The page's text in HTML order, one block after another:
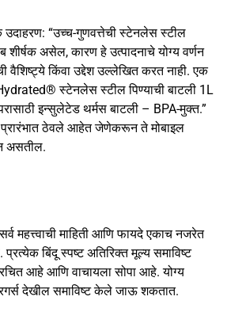
उदाहरण: “उच्च-गुणवत्तेची स्टेनलेस स्टील
शीर्षक असेल, कारण हे उत्पादनाचे योग्य वर्णन
वैशिष्ट्ये किंवा उद्देश उल्लेखित करत नाही. एक
स्टेनलेस स्टील पिण्याची बाटली 1L
इन्सुलेटेड थर्मस बाटली – BPA-मुक्त.”
प्रारंभात ठेवले आहेत जेणेकरून ते मोबाइल
असतील.
महत्त्वाची माहिती आणि फायदे एकाच नजरेत
बिंदू स्पष्ट अतिरिक्त मूल्य समाविष्ट
आहे आणि वाचायला सोपा आहे. योग्य
देखील समाविष्ट केले जाऊ शकतात.